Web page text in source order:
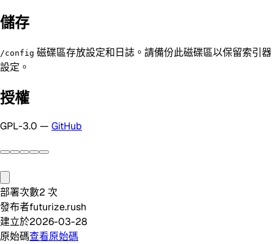
儲存
/config 磁碟區存放設定和日誌。請備份此磁碟區以保留索引器
設定。
授權
GPL-3.0 — GitHub
部署次數2 次
發布者futurize.rush
建立於2026-03-28
原始碼查看原始碼